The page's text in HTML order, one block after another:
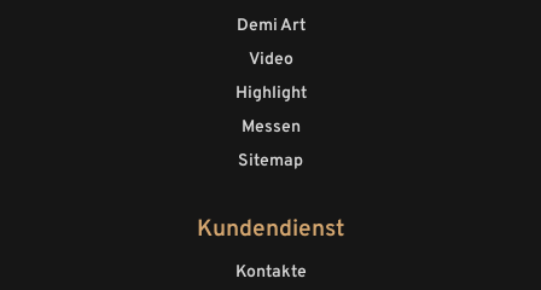
Demi Art
Video
Highlight
Messen
Sitemap
Kundendienst
Kontakte